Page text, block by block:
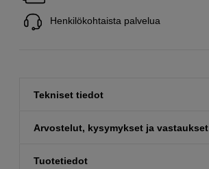
Henkilökohtaista palvelua
Tekniset tiedot
Arvostelut, kysymykset ja vastaukset
Tuotetiedot